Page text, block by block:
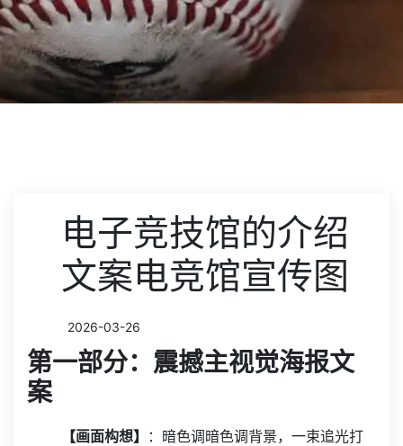
电子竞技馆的介绍
文案电竞馆宣传图
2026-03-26
第一部分：震撼主视觉海报文
案
【画面构想】
：暗色调暗色调背景，一束追光打